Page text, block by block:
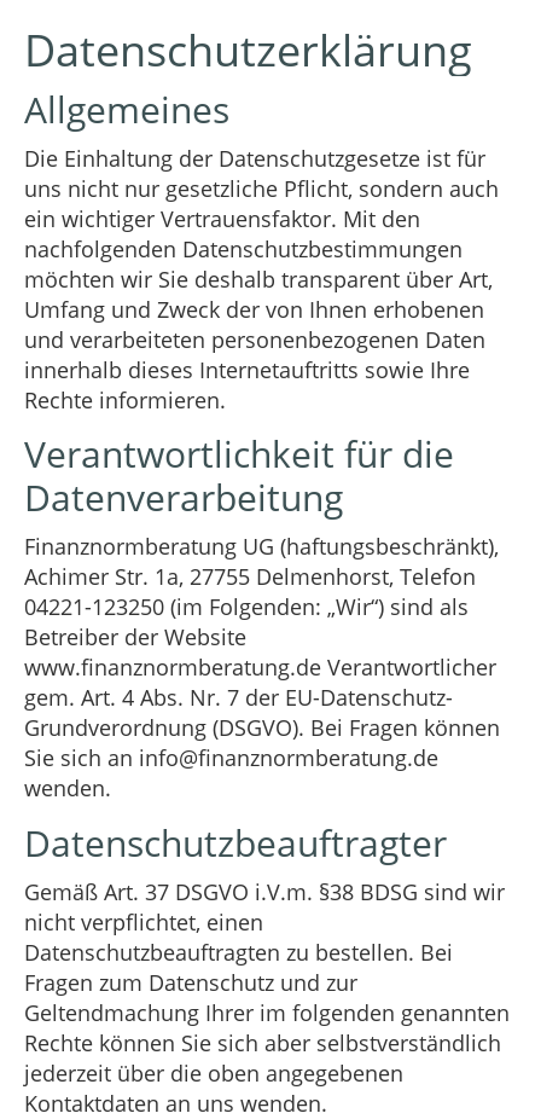
Datenschutzerklärung
Allgemeines
Die Einhaltung der Datenschutzgesetze ist für
uns nicht nur gesetzliche Pflicht, sondern auch
ein wichtiger Vertrauensfaktor. Mit den
nachfolgenden Datenschutzbestimmungen
möchten wir Sie deshalb transparent über Art,
Umfang und Zweck der von Ihnen erhobenen
und verarbeiteten personenbezogenen Daten
innerhalb dieses Internetauftritts sowie Ihre
Rechte informieren.
Verantwortlichkeit für die
Datenverarbeitung
Finanznormberatung UG (haftungsbeschränkt),
Achimer Str. 1a, 27755 Delmenhorst, Telefon
04221-123250 (im Folgenden: „Wir“) sind als
Betreiber der Website
www.finanznormberatung.de Verantwortlicher
gem. Art. 4 Abs. Nr. 7 der EU-Datenschutz-
Grundverordnung (DSGVO). Bei Fragen können
Sie sich an info@finanznormberatung.de
wenden.
Datenschutzbeauftragter
Gemäß Art. 37 DSGVO i.V.m. §38 BDSG sind wir
nicht verpflichtet, einen
Datenschutzbeauftragten zu bestellen. Bei
Fragen zum Datenschutz und zur
Geltendmachung Ihrer im folgenden genannten
Rechte können Sie sich aber selbstverständlich
jederzeit über die oben angegebenen
Kontaktdaten an uns wenden.